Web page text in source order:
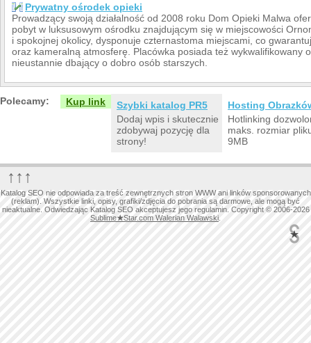
Prywatny ośrodek opieki
Prowadzący swoją działalność od 2008 roku Dom Opieki Malwa
pobyt w luksusowym ośrodku znajdującym się w miejscowości
i spokojnej okolicy, dysponuje czternastoma miejscami, co
oraz kameralną atmosferę. Placówka posiada też wykwalifikowany
nieustannie dbający o dobro osób starszych.
Polecamy: Kup link
Szybki katalog PR5
Dodaj wpis i skutecznie
zdobywaj pozycję dla
strony!
Hosting
Hotlinking
maks. rozmiar
9MB
↑↑↑
Katalog SEO nie odpowiada za treść zewnętrznych stron WWW ani linków sponsorowanych
(reklam). Wszystkie linki, opisy, grafiki/zdjęcia do pobrania są darmowe, ale mogą być
nieaktualne. Odwiedzając Katalog SEO akceptujesz jego regulamin. Copyright © 2006-2026
Sublime★Star.com Walerian Walawski